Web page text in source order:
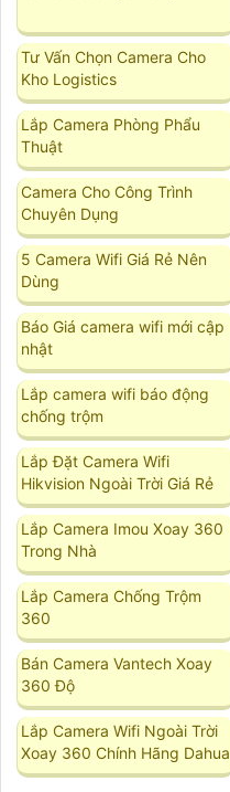
Tư Vấn Chọn Camera Cho
Kho Logistics
Lắp Camera Phòng Phẩu
Thuật
Camera Cho Công Trình
Chuyên Dụng
5 Camera Wifi Giá Rẻ Nên
Dùng
Báo Giá camera wifi mới cập
nhật
Lắp camera wifi báo động
chống trộm
Lắp Đặt Camera Wifi
Hikvision Ngoài Trời Giá Rẻ
Lắp Camera Imou Xoay 360
Trong Nhà
Lắp Camera Chống Trộm
360
Bán Camera Vantech Xoay
360 Độ
Lắp Camera Wifi Ngoài Trời
Xoay 360 Chính Hãng Dahua